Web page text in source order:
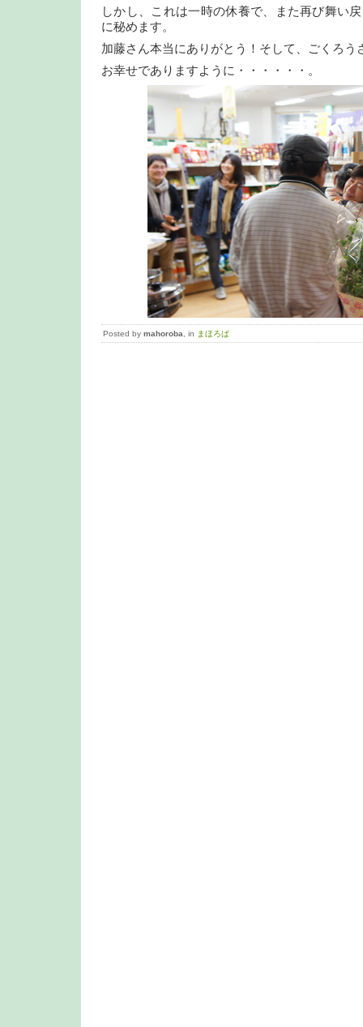
しかし、これは一時の休養で、また再び舞い
に秘めます。
加藤さん本当にありがとう！そして、ごくろう
お幸せでありますように・・・・・・。
Posted by mahoroba , in まほろば